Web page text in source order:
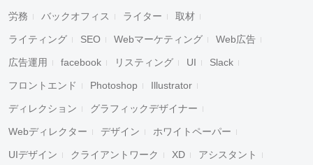
労務 バックオフィス ライター 取材
ライティング SEO Webマーケティング Web広告
広告運用 facebook リスティング UI Slack
フロントエンド Photoshop Illustrator
ディレクション グラフィックデザイナー
Webディレクター デザイン ホワイトペーパー
UIデザイン クライアントワーク XD アシスタント